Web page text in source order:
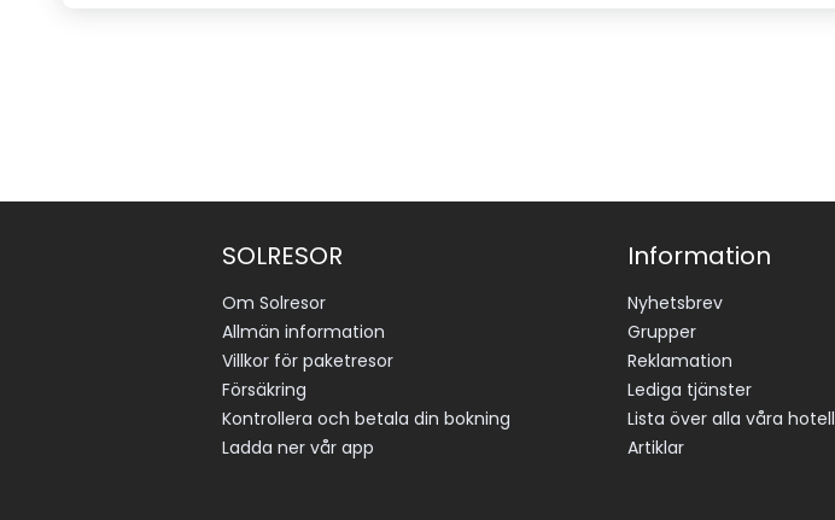
SOLRESOR
Om Solresor
Allmän information
Villkor för paketresor
Försäkring
Kontrollera och betala din bokning
Ladda ner vår app
Information
Nyhetsbrev
Grupper
Reklamation
Lediga tjänster
Lista över alla våra hotell
Artiklar